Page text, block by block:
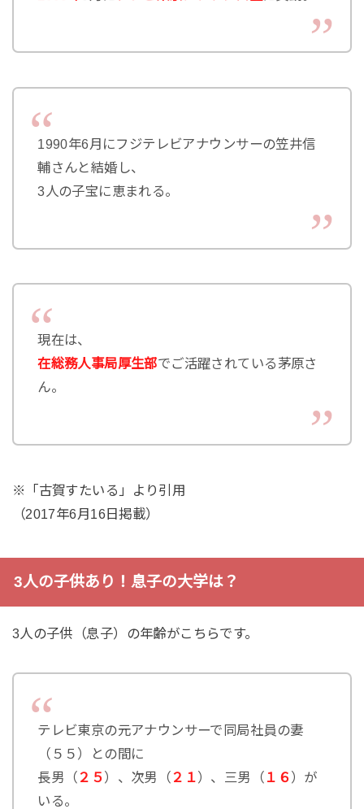
1990年6月にフジテレビアナウンサーの笠井信
輔さんと結婚し、
3人の子宝に恵まれる。
現在は、
在総務人事局厚生部でご活躍されている茅原さ
ん。
※「古賀すたいる」より引用
（2017年6月16日掲載）
3人の子供あり！息子の大学は？
3人の子供（息子）の年齢がこちらです。
テレビ東京の元アナウンサーで同局社員の妻
（５５）との間に
長男（２５）、次男（２１）、三男（ １６ ）が
いる。